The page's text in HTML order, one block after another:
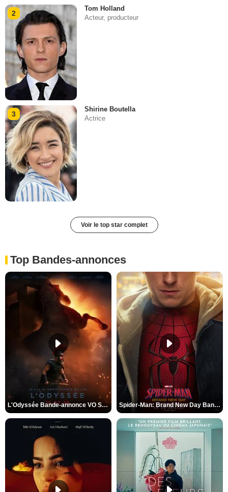
2
Tom Holland
Acteur, producteur
3
Shirine Boutella
Actrice
Voir le top star complet
Top Bandes-annonces
L'Odyssée Bande-annonce VO STFR Spider-Man: Brand New Day Bande-annonce VO STFR